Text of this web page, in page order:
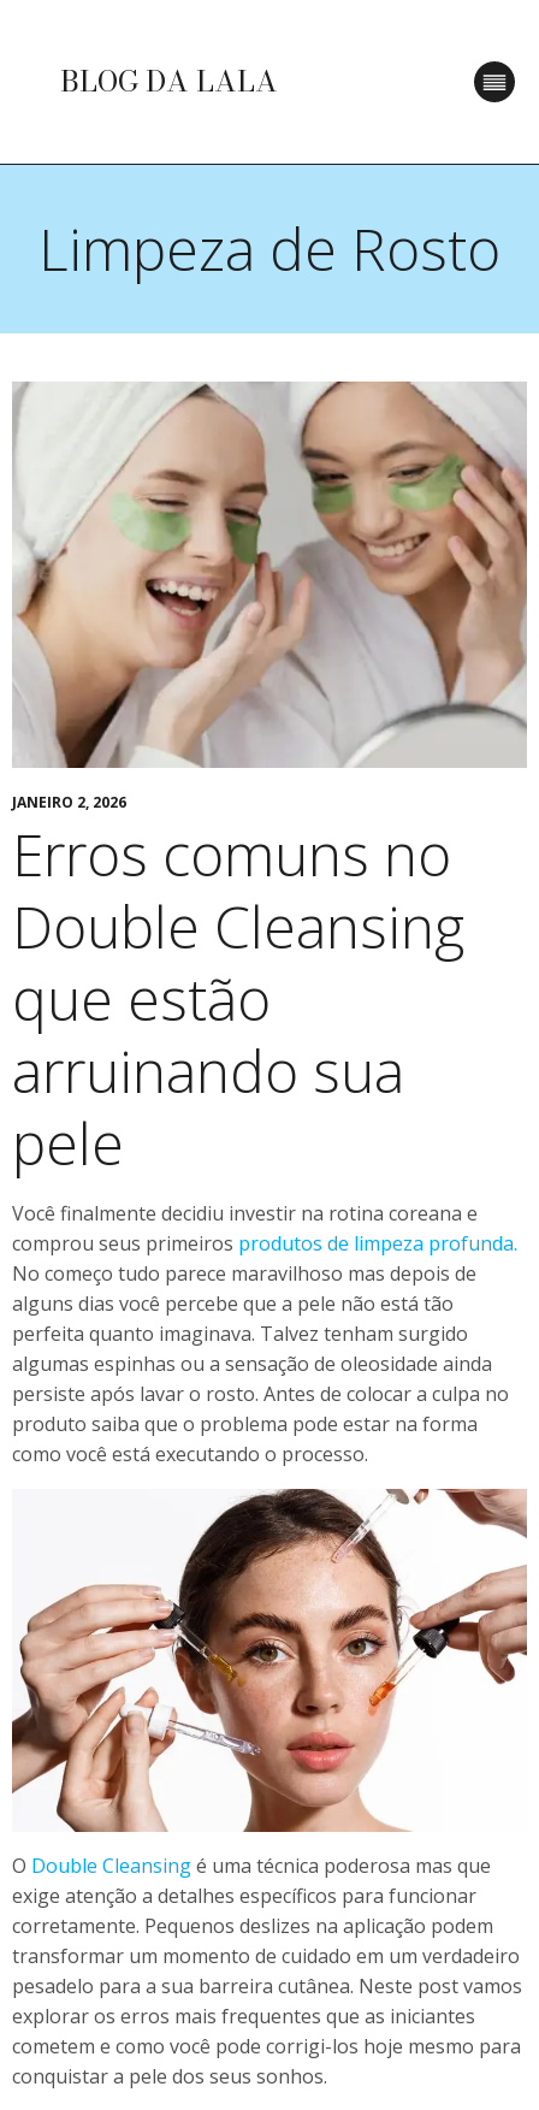
BLOG DA LALA
Limpeza de Rosto
JANEIRO 2, 2026
Erros comuns no
Double Cleansing
que estão
arruinando sua
pele
Você finalmente decidiu investir na rotina coreana e
comprou seus primeiros produtos de limpeza profunda.
No começo tudo parece maravilhoso mas depois de
alguns dias você percebe que a pele não está tão
perfeita quanto imaginava. Talvez tenham surgido
algumas espinhas ou a sensação de oleosidade ainda
persiste após lavar o rosto. Antes de colocar a culpa no
produto saiba que o problema pode estar na forma
como você está executando o processo.
O Double Cleansingé uma técnica poderosa mas que
exige atenção a detalhes específicos para funcionar
corretamente. Pequenos deslizes na aplicação podem
transformar um momento de cuidado em um verdadeiro
pesadelo para a sua barreira cutânea. Neste post vamos
explorar os erros mais frequentes que as iniciantes
cometem e como você pode corrigi-los hoje mesmo para
conquistar a pele dos seus sonhos.